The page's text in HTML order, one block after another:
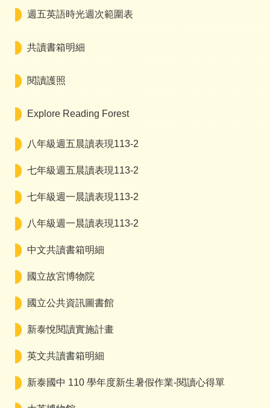
週五英語時光週次範圍表
共讀書箱明細
閱讀護照
Explore Reading Forest
八年級週五晨讀表現113-2
七年級週五晨讀表現113-2
七年級週一晨讀表現113-2
八年級週一晨讀表現113-2
中文共讀書箱明細
國立故宮博物院
國立公共資訊圖書館
新泰悅閱讀實施計畫
英文共讀書箱明細
新泰國中 110 學年度新生暑假作業-閱讀心得單